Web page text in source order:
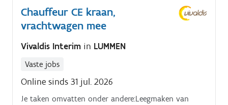
Chauffeur CE kraan,
vrachtwagen mee
Vivaldis Interim in LUMMEN
Vaste jobs
Online sinds 31 jul. 2026
Je taken omvatten onder andere:Leegmaken van